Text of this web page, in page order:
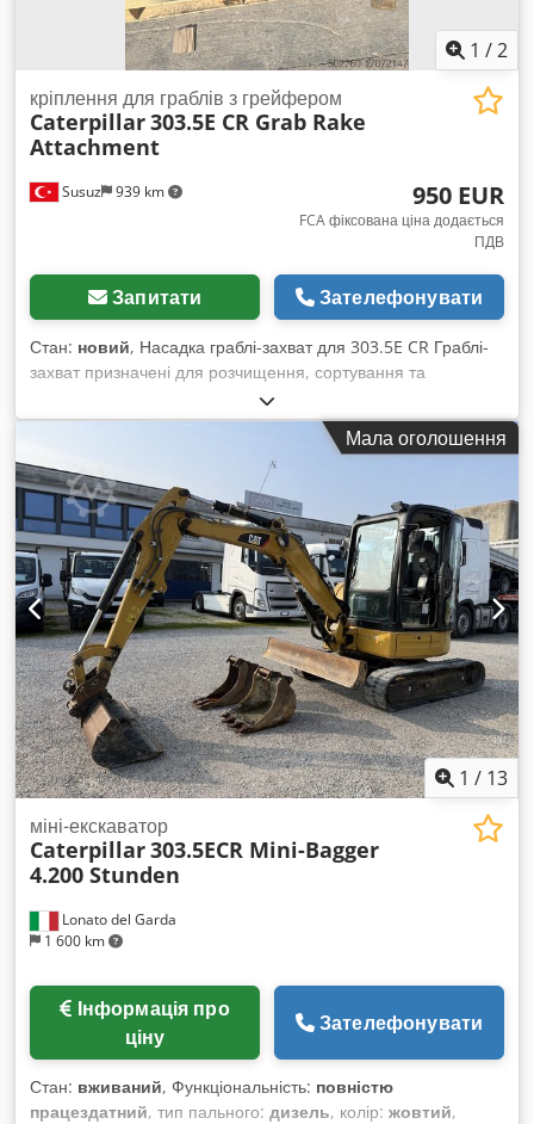
1 /2
Susuz 939 km
кріплення для граблів з грейфером
Caterpillar303.5E CR Grab Rake
Attachment
950 EUR
FCA фіксована ціна додається
ПДВ
Запитати Зателефонувати
Стан: новий, Насадка граблі-захват для 303.5E CR Граблі-
захват призначені для розчищення, сортування та
навантаження коренів і порослі. Dksdpfx Ajulaaxoqujr
Мала оголошення
1 / 13
Lonato del Garda
1 600 km
міні-екскаватор
Caterpillar303.5ECR Mini-Bagger
4.200 Stunden
ціну
Зателефонувати
Стан: вживаний, Функціональність: повністю
працездатний, тип пального: дизель, колір: жовтий,